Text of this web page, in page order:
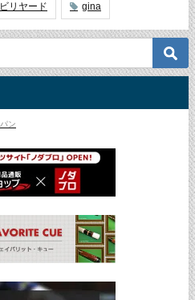
ビリヤード gina